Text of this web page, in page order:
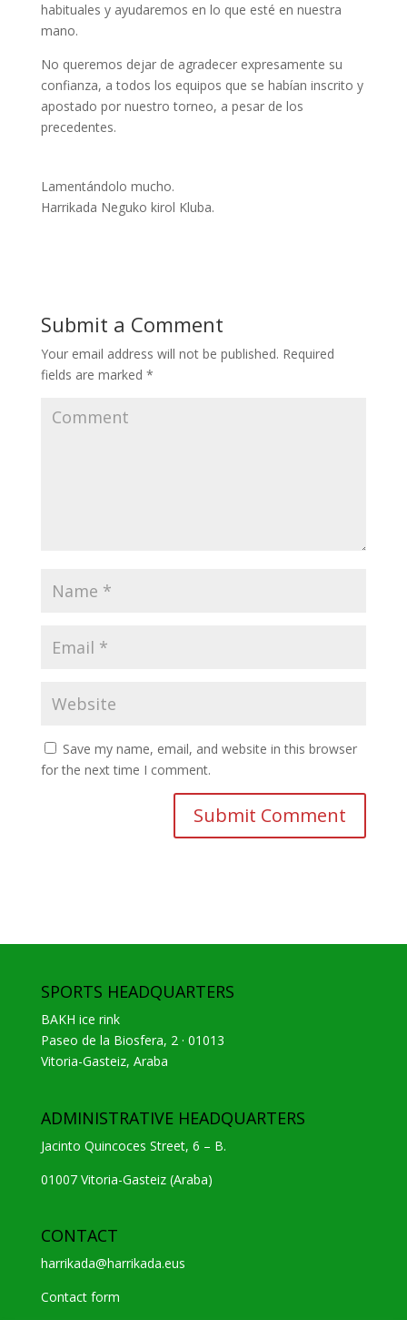
habituales y ayudaremos en lo que esté en nuestra
mano.
No queremos dejar de agradecer expresamente su
confianza, a todos los equipos que se habían inscrito y
apostado por nuestro torneo, a pesar de los
precedentes.
Lamentándolo mucho.
Harrikada Neguko kirol Kluba.
Submit a Comment
Your email address will not be published. Required
fields are marked *
Save my name, email, and website in this browser
for the next time I comment.
SPORTS HEADQUARTERS
BAKH ice rink
Paseo de la Biosfera, 2 · 01013
Vitoria-Gasteiz, Araba
ADMINISTRATIVE HEADQUARTERS
Jacinto Quincoces Street, 6 – B.
01007 Vitoria-Gasteiz (Araba)
CONTACT
harrikada@harrikada.eus
Contact form